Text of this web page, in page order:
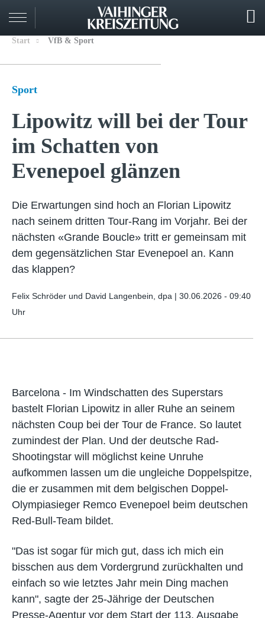
Start VfB & Sport
Sport
Lipowitz will bei der Tour
im Schatten von
Evenepoel glänzen
Die Erwartungen sind hoch an Florian Lipowitz
nach seinem dritten Tour-Rang im Vorjahr. Bei der
nächsten «Grande Boucle» tritt er gemeinsam mit
dem gegensätzlichen Star Evenepoel an. Kann
das klappen?
Felix Schröder und David Langenbein, dpa | 30.06.2026 - 09:40
Uhr
Barcelona - Im Windschatten des Superstars
bastelt Florian Lipowitz in aller Ruhe an seinem
nächsten Coup bei der Tour de France. So lautet
zumindest der Plan. Und der deutsche Rad-
Shootingstar will möglichst keine Unruhe
aufkommen lassen um die ungleiche Doppelspitze,
die er zusammen mit dem belgischen Doppel-
Olympiasieger Remco Evenepoel beim deutschen
Red-Bull-Team bildet.
"Das ist sogar für mich gut, dass ich mich ein
bisschen aus dem Vordergrund zurückhalten und
einfach so wie letztes Jahr mein Ding machen
kann", sagte der 25-Jährige der Deutschen
Presse-Agentur vor dem Start der 113. Ausgabe